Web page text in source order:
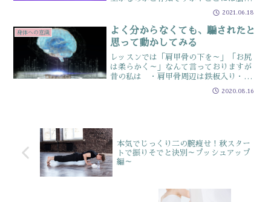
を燃やしてくれる脂肪が存在しています
この脂肪を活性化することが、代謝UPに
繋がりますが使いにくい背中側に存在し
ていますそこを上手に刺...
2021.06.18
身体への意識
よく分からなくても、騙されたと
思って動かしてみる
レッスンでは「肩甲骨の下を～」「お尻
は柔らかく～」なんて言っておりますが
昔の私は ・肩甲骨周辺は鉄板入り・お
尻は硬すぎると整体師に言われるくらい
身体はバキバキに硬くして使っていまし
2020.08.16
本気でじっくり二の腕痩せ！秋スター
トで振りそでと決別～プッシュアップ
編～